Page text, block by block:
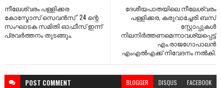
ദേശീയപാതയിലെ നീലേശ്വരം
പള്ളിക്കര, കരുവാച്ചേരി ബസ്
സ്റ്റോപ്പുകൾ
നിലനിർത്തണമെന്നാവശ്യപ്പെട്ട്
എം.രാജഗോപാലൻ
എംഎൽഎക്ക് നിവേദനം നൽകി.
നീലേശ്വരം പള്ളിക്കര
കോസ്മോസ് സെവൻസ് ' 24 ന്റെ
സംഘാടക സമിതി ഓഫീസ് ഇന്ന്
പ്രവർത്തനം തുടങ്ങും.
POST COMMENT BLOGGER DISQUS FACEBOOK